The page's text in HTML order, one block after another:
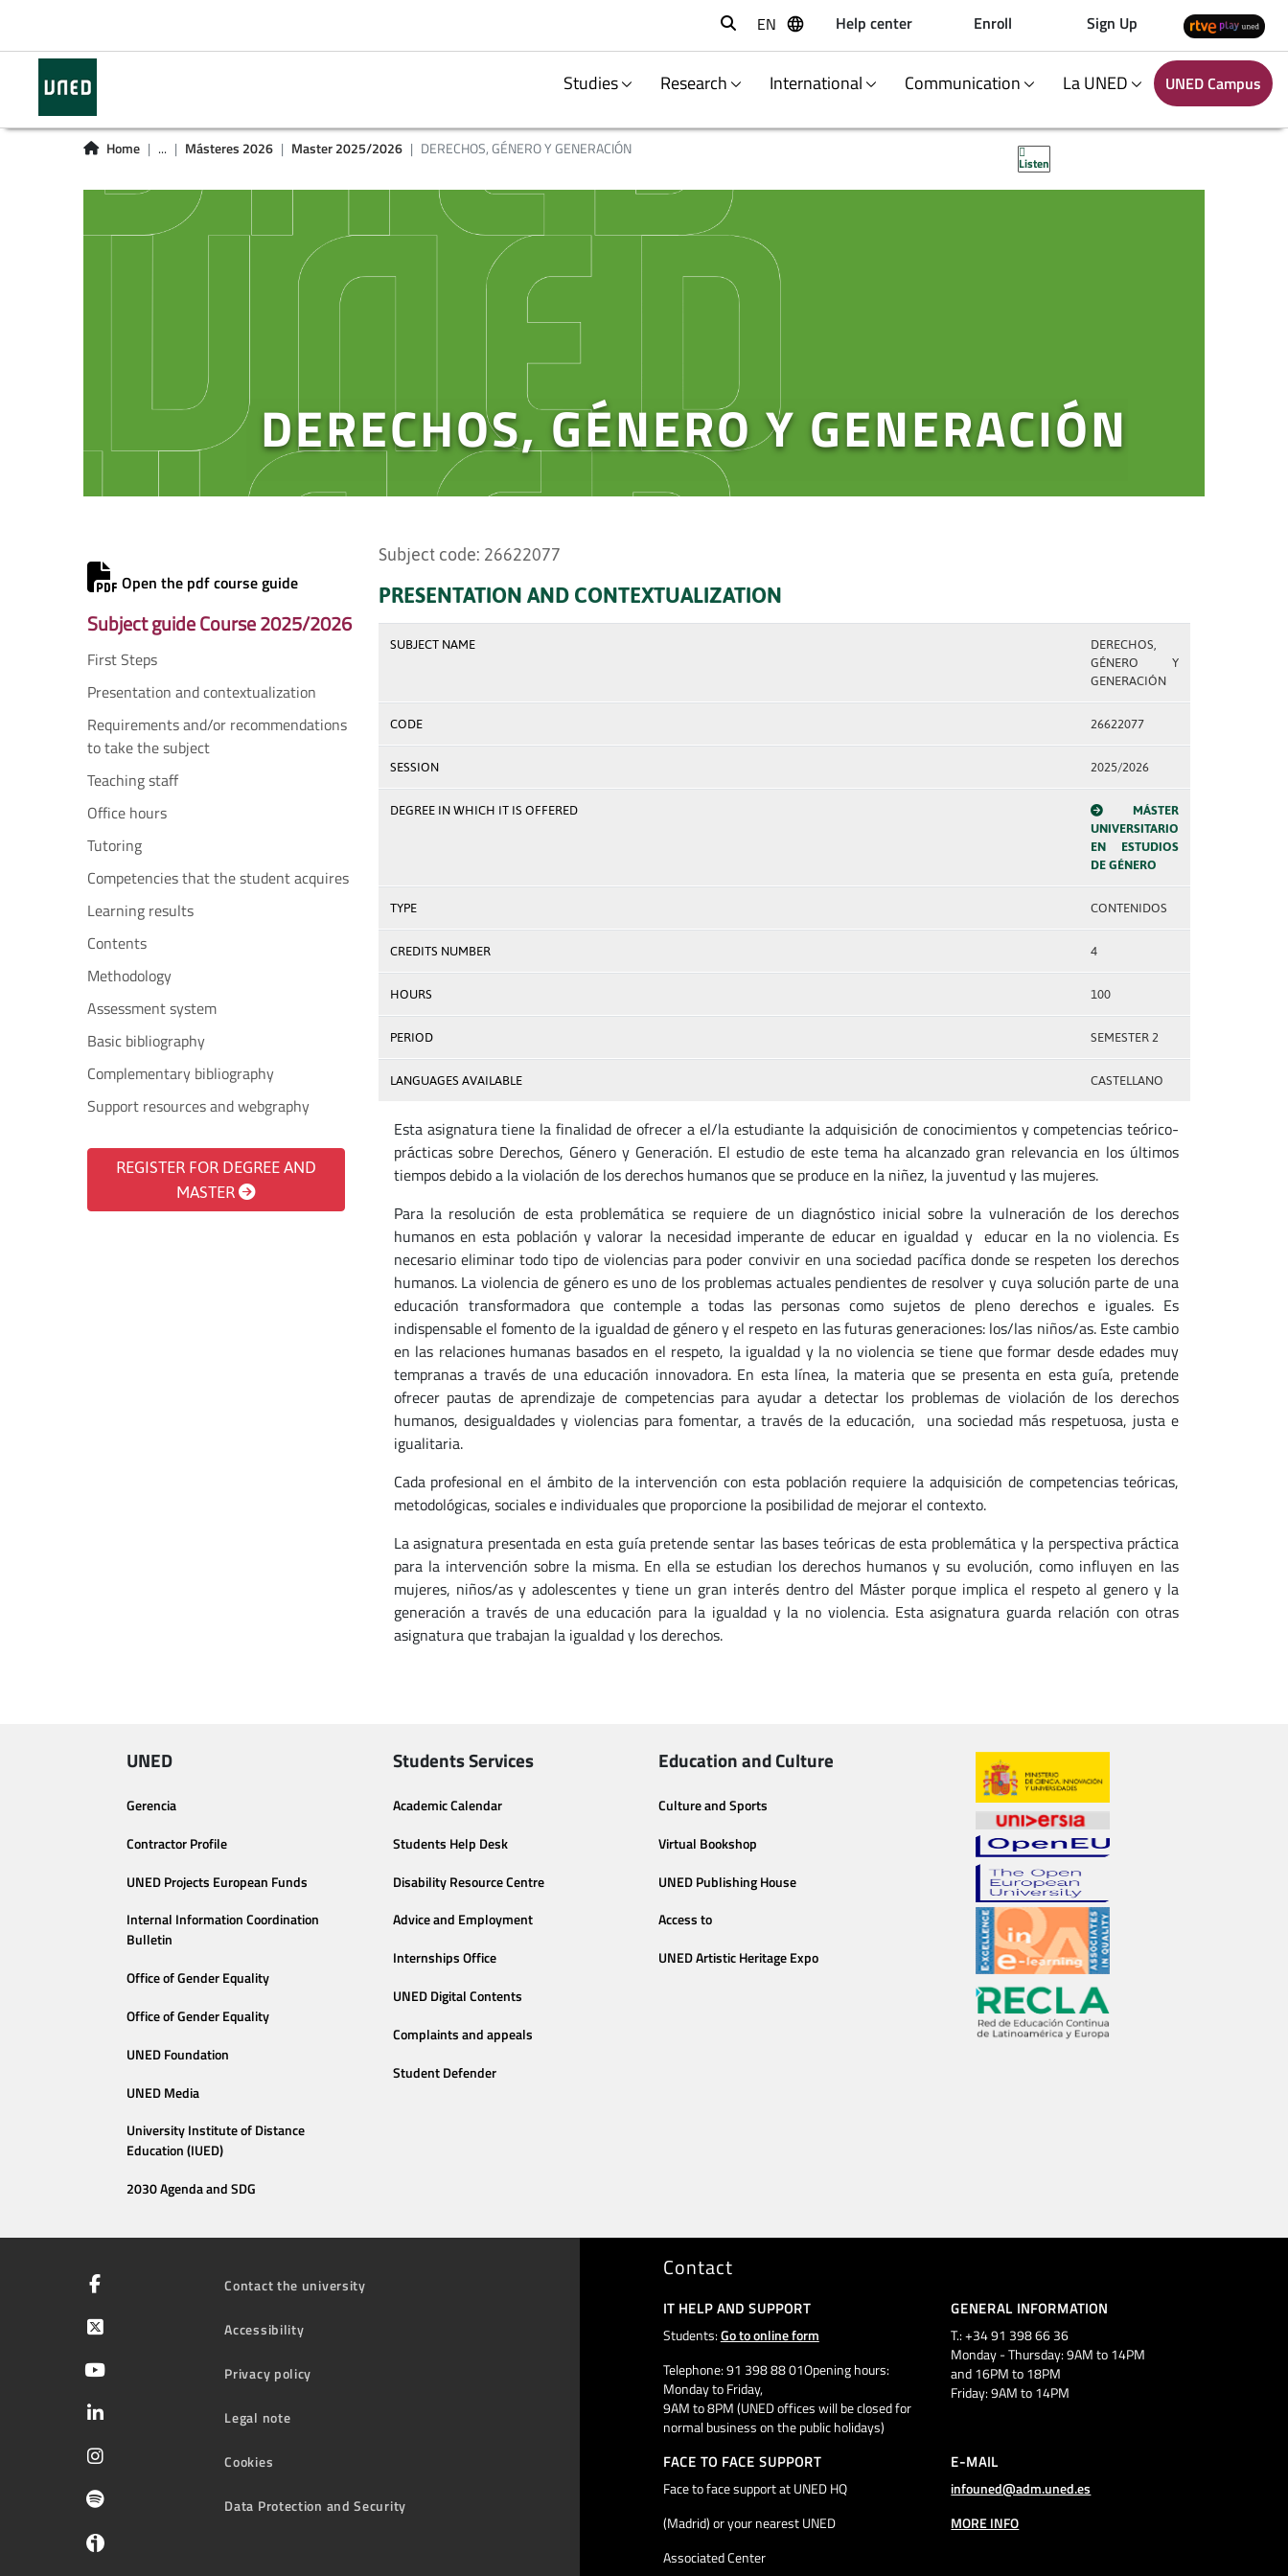
Buscar
EN Help center Enroll Sign Up
Studies Research International Communication La UNED UNED Campus
Home ... Másteres 2026 Master 2025/2026 DERECHOS, GÉNERO Y GENERACIÓN
Listen
DERECHOS, GÉNERO Y GENERACIÓN
Open the pdf course guide
Subject guide Course 2025/2026
First Steps
Presentation and contextualization
Requirements and/or recommendations
to take the subject
Teaching staff
Office hours
Tutoring
Competencies that the student acquires
Learning results
Contents
Methodology
Assessment system
Basic bibliography
Complementary bibliography
Support resources and webgraphy
REGISTER FOR DEGREE AND
MASTER
Subject code: 26622077
PRESENTATION AND CONTEXTUALIZATION
SUBJECT NAME
DERECHOS,
GÉNERO Y
GENERACIÓN
CODE 26622077
SESSION 2025/2026
DEGREE IN WHICH IT IS OFFERED
MÁSTER
UNIVERSITARIO
EN ESTUDIOS
DE GÉNERO
TYPE CONTENIDOS
CREDITS NUMBER 4
HOURS 100
PERIOD SEMESTER 2
LANGUAGES AVAILABLE CASTELLANO
Esta asignatura tiene la finalidad de ofrecer a el/la estudiante la adquisición de conocimientos y competencias teórico-
prácticas sobre Derechos, Género y Generación. El estudio de este tema ha alcanzado gran relevancia en los últimos
tiempos debido a la violación de los derechos humanos que se produce en la niñez, la juventud y las mujeres.
Para la resolución de esta problemática se requiere de un diagnóstico inicial sobre la vulneración de los derechos
humanos en esta población y valorar la necesidad imperante de educar en igualdad y educar en la no violencia. Es
necesario eliminar todo tipo de violencias para poder convivir en una sociedad pacífica donde se respeten los derechos
humanos. La violencia de género es uno de los problemas actuales pendientes de resolver y cuya solución parte de una
educación transformadora que contemple a todas las personas como sujetos de pleno derechos e iguales. Es
indispensable el fomento de la igualdad de género y el respeto en las futuras generaciones: los/las niños/as. Este cambio
en las relaciones humanas basados en el respeto, la igualdad y la no violencia se tiene que formar desde edades muy
tempranas a través de una educación innovadora. En esta línea, la materia que se presenta en esta guía, pretende
ofrecer pautas de aprendizaje de competencias para ayudar a detectar los problemas de violación de los derechos
humanos, desigualdades y violencias para fomentar, a través de la educación, una sociedad más respetuosa, justa e
igualitaria.
Cada profesional en el ámbito de la intervención con esta población requiere la adquisición de competencias teóricas,
metodológicas, sociales e individuales que proporcione la posibilidad de mejorar el contexto.
La asignatura presentada en esta guía pretende sentar las bases teóricas de esta problemática y la perspectiva práctica
para la intervención sobre la misma. En ella se estudian los derechos humanos y su evolución, como influyen en las
mujeres, niños/as y adolescentes y tiene un gran interés dentro del Máster porque implica el respeto al genero y la
generación a través de una educación para la igualdad y la no violencia. Esta asignatura guarda relación con otras
asignatura que trabajan la igualdad y los derechos.
UNED
Gerencia
Contractor Profile
UNED Projects European Funds
Internal Information Coordination
Bulletin
Office of Gender Equality
Office of Gender Equality
UNED Foundation
UNED Media
University Institute of Distance
Education (IUED)
2030 Agenda and SDG
Students Services
Academic Calendar
Students Help Desk
Disability Resource Centre
Advice and Employment
Internships Office
UNED Digital Contents
Complaints and appeals
Student Defender
Education and Culture
Culture and Sports
Virtual Bookshop
UNED Publishing House
Access to
UNED Artistic Heritage Expo
Contact the university
Accessibility
Privacy policy
Legal note
Cookies
Data Protection and Security
Contact
IT HELP AND SUPPORT
Students:Go to online form
Telephone: 91 398 88 01Opening hours:
Monday to Friday,
9AM to 8PM (UNED offices will be closed for
normal business on the public holidays)
GENERAL INFORMATION
T.: +34 91 398 66 36
Monday - Thursday: 9AM to 14PM
and 16PM to 18PM
Friday: 9AM to 14PM
FACE TO FACE SUPPORT
Face to face support at UNED HQ
(Madrid) or your nearest UNED
Associated Center
E-MAIL
infouned@adm.uned.es
MORE INFO